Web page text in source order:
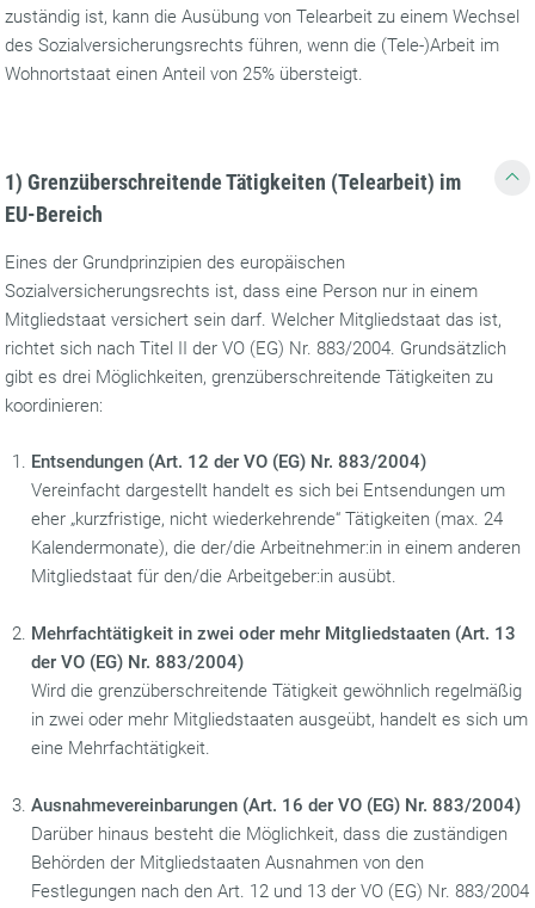
zuständig ist, kann die Ausübung von Telearbeit zu einem Wechsel
des Sozialversicherungsrechts führen, wenn die (Tele-)Arbeit im
Wohnortstaat einen Anteil von 25% übersteigt.
1)Grenzüberschreitende Tätigkeiten (Telearbeit) im
EU-Bereich
Eines der Grundprinzipien des europäischen
Sozialversicherungsrechts ist, dass eine Person nur in einem
Mitgliedstaat versichert sein darf. Welcher Mitgliedstaat das ist,
richtet sich nach Titel II der VO (EG) Nr. 883/2004. Grundsätzlich
gibt es drei Möglichkeiten, grenzüberschreitende Tätigkeiten zu
koordinieren:
Entsendungen (Art. 12 der VO (EG) Nr. 883/2004)
Vereinfacht dargestellt handelt es sich bei Entsendungen um
eher „kurzfristige, nicht wiederkehrende“ Tätigkeiten (max. 24
Kalendermonate), die der/die Arbeitnehmer:in in einem anderen
Mitgliedstaat für den/die Arbeitgeber:in ausübt.
Mehrfachtätigkeit in zwei oder mehr Mitgliedstaaten (Art. 13
der VO (EG) Nr. 883/2004)
Wird die grenzüberschreitende Tätigkeit gewöhnlich regelmäßig
in zwei oder mehr Mitgliedstaaten ausgeübt, handelt es sich um
eine Mehrfachtätigkeit.
Ausnahmevereinbarungen (Art. 16 der VO (EG) Nr. 883/2004)
Darüber hinaus besteht die Möglichkeit, dass die zuständigen
Behörden der Mitgliedstaaten Ausnahmen von den
Festlegungen nach den Art. 12 und 13 der VO (EG) Nr. 883/2004